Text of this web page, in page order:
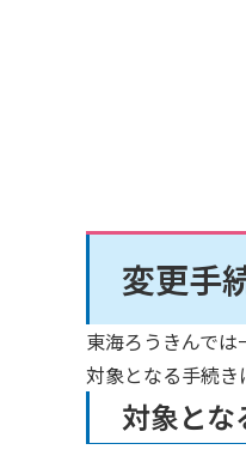
変更手
東海ろうきんでは
対象となる手続き
対象とな